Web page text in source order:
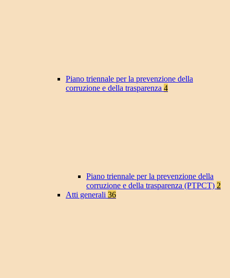
Piano triennale per la prevenzione della
corruzione e della trasparenza 4
Piano triennale per la prevenzione della
corruzione e della trasparenza (PTPCT) 2
Atti generali 36